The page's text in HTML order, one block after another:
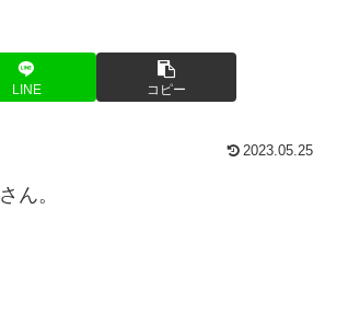
LINE コピー
2023.05.25
さん。